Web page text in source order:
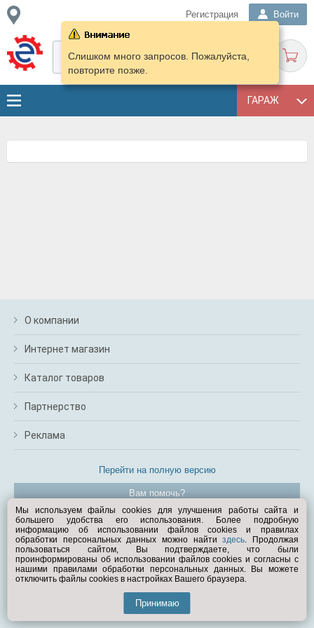
Регистрация Войти
ГАРАЖ
Слишком много запросов. Пожалуйста,
повторите позже.
О компании
Интернет магазин
Каталог товаров
Партнерство
Реклама
Перейти на полную версию
Вам помочь?
© Exist.ru 1998—2026
Мы используем файлы cookies для улучшения работы сайта и
большего удобства его использования. Более подробную
информацию об использовании файлов cookies и правилах
обработки персональных данных можно найтиздесь. Продолжая
пользоваться сайтом, Вы подтверждаете, что были
проинформированы об использовании файлов cookies и согласны с
нашими правилами обработки персональных данных. Вы можете
отключить файлы cookies в настройках Вашего браузера.
Принимаю